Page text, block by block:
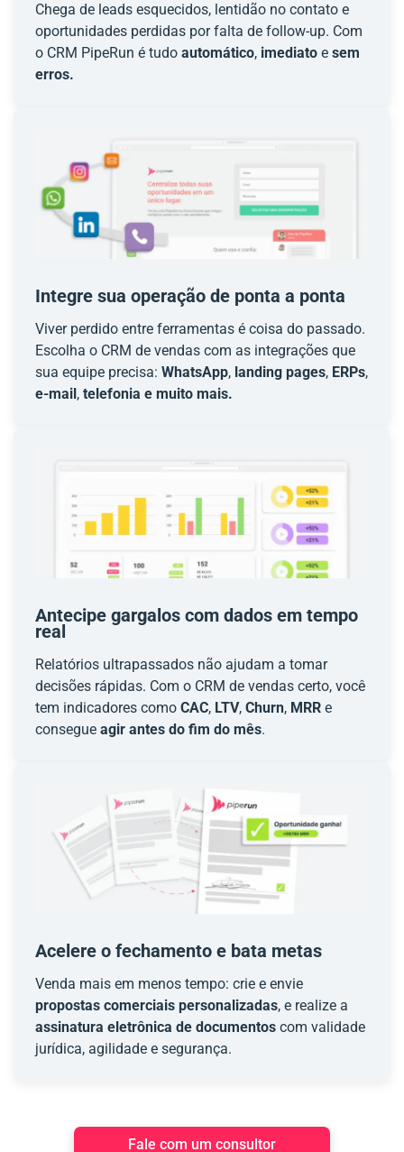
Chega de leads esquecidos, lentidão no contato e
oportunidades perdidas por falta de follow-up. Com
o CRM PipeRun é tudo automático, imediato e sem
erros.
Integre sua operação de ponta a ponta
Viver perdido entre ferramentas é coisa do passado.
Escolha o CRM de vendas com as integrações que
sua equipe precisa: WhatsApp, landing pages, ERPs,
e-mail , telefonia e muito mais.
Antecipe gargalos com dados em tempo
real
Relatórios ultrapassados não ajudam a tomar
decisões rápidas. Com o CRM de vendas certo, você
tem indicadores como CAC, LTV, Churn, MRR e
consegue agir antes do fim do mês.
Acelere o fechamento e bata metas
Venda mais em menos tempo: crie e envie
propostas comerciais personalizadas, e realize a
assinatura eletrônica de documentos com validade
jurídica, agilidade e segurança.
Fale com um consultor